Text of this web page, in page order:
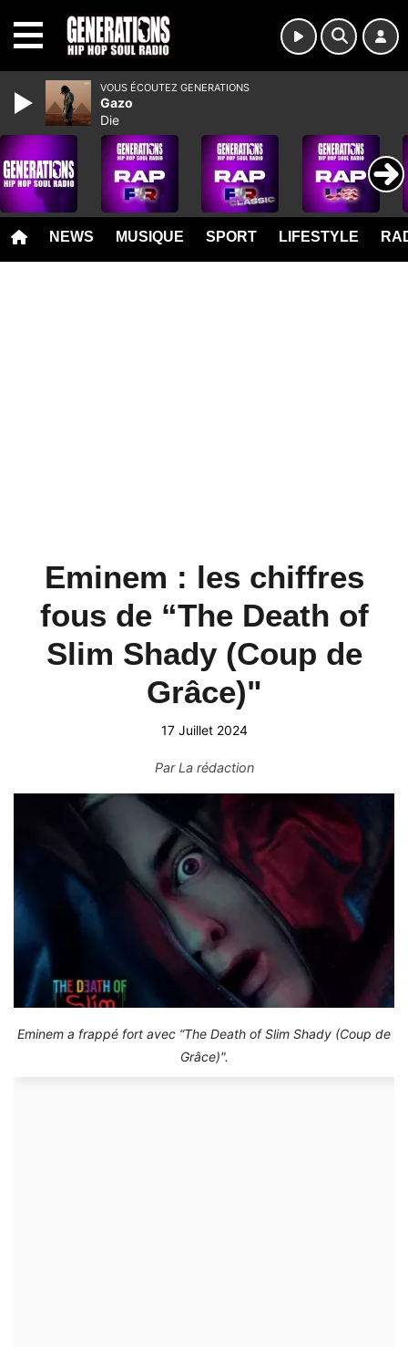
NEWS MUSIQUE SPORT LIFESTYLE
Eminem : les chiffres
fous de “The Death of
Slim Shady (Coup de
Grâce)"
17 Juillet 2024
ParLa rédaction
Eminem a frappé fort avec “The Death of Slim Shady (Coup de
Grâce)".
VOUS ÉCOUTEZ GENERATIONS
Gazo
Die